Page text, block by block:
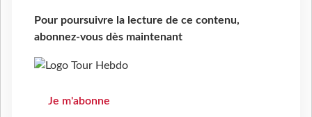
Pour poursuivre la lecture de ce contenu,
abonnez-vous dès maintenant
Je m'abonne